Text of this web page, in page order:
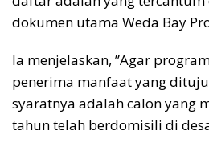
dokumen utama Weda Bay
Ia menjelaskan, ”Agar
penerima manfaat yang
syaratnya adalah calon yang
tahun telah berdomisili di